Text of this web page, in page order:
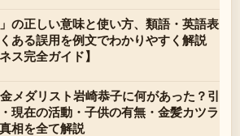
」の正しい意味と使い方、類語・英語表
ある誤用を例文でわかりやすく解説
ス完全ガイド】
メダリスト岩崎恭子に何があった？引
現在の活動・子供の有無・金髪カツラ
相を全て解説